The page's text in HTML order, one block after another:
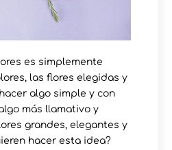
es simplemente
las flores elegidas y
algo simple y con
más llamativo y
grandes, elegantes y
hacer esta idea?